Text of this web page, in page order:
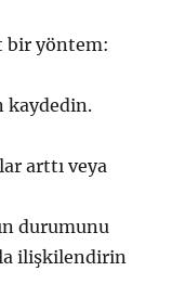
bir yöntem:
kaydedin.
arttı veya
durumunu
ilişkilendirin